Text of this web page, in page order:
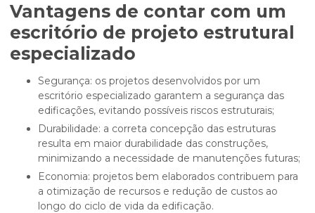
Vantagens de contar com um
escritório de projeto estrutural
especializado
Segurança: os projetos desenvolvidos por um
escritório especializado garantem a segurança das
edificações, evitando possíveis riscos estruturais;
Durabilidade: a correta concepção das estruturas
resulta em maior durabilidade das construções,
minimizando a necessidade de manutenções futuras;
Economia: projetos bem elaborados contribuem para
a otimização de recursos e redução de custos ao
longo do ciclo de vida da edificação.